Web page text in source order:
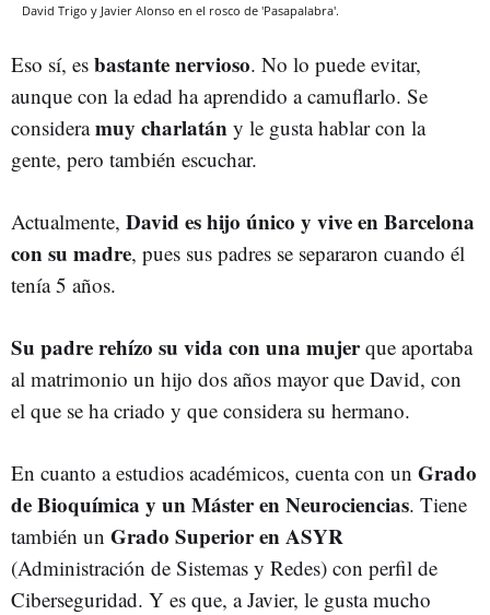
David Trigo y Javier Alonso en el rosco de 'Pasapalabra'.
Eso sí, es bastante nervioso. No lo puede evitar,
aunque con la edad ha aprendido a camuflarlo. Se
consideramuy charlatán y le gusta hablar con la
gente, pero también escuchar.
Actualmente, David es hijo único y vive en Barcelona
con su madre, pues sus padres se separaron cuando él
tenía 5 años.
Su padre rehízo su vida con una mujerque aportaba
al matrimonio un hijo dos años mayor que David, con
el que se ha criado y que considera su hermano.
En cuanto a estudios académicos, cuenta con un Grado
de Bioquímica y un Máster en Neurociencias. Tiene
también un Grado Superior en ASYR
(Administración de Sistemas y Redes) con perfil de
Ciberseguridad. Y es que, a Javier, le gusta mucho